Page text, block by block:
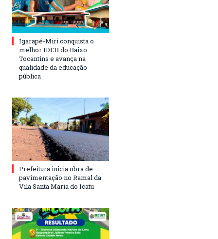
Igarapé-Miri conquista o
melhor IDEB do Baixo
Tocantins e avança na
qualidade da educação
pública
Prefeitura inicia obra de
pavimentação no Ramal da
Vila Santa Maria do Icatu